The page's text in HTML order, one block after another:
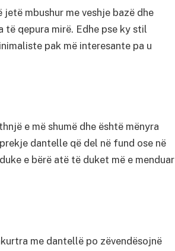
mbushur me veshje bazë dhe
të qepura mirë. Edhe pse ky stil
pak më interesante pa u
e më shumë dhe është mënyra
dantelle që del në fund ose në
e bërë atë të duket më e menduar
me dantellë po zëvendësojnë